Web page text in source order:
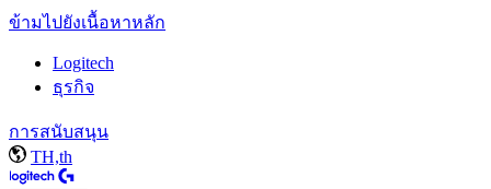
ข้ามไปยังเนื้อหาหลัก
Logitech
ธุรกิจ
การสนับสนุน
TH,th